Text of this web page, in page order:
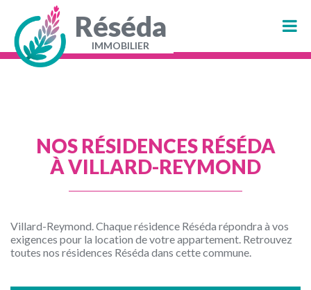
contenu
principal
Réséda
IMMOBILIER
Navigation
principale
NOS RÉSIDENCES RÉSÉDA
À VILLARD-REYMOND
Villard-Reymond. Chaque résidence Réséda répondra à vos
exigences pour la location de votre appartement. Retrouvez
toutes nos résidences Réséda dans cette commune.